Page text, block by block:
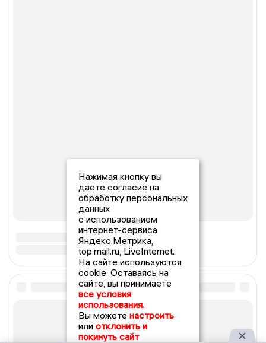
Нажимая кнопку вы
даете согласие на
обработку персональных
данных
с использованием
интернет-сервиса
Яндекс.Метрика,
top.mail.ru, LiveInternet.
На сайте используются
cookie. Оставаясь на
сайте, вы принимаете
все условия
использования.
Вы можете настроить
или отклонить и
покинуть сайт